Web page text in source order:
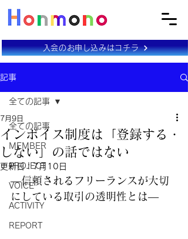
入会のお申し込みはコチラ
記事
全ての記事
MEMBER
PROJECT
VOICE
ACTIVITY
REPORT
全ての記事
インボイス制度は「登録する・
しない」の話ではない
7月9日
更新日：7月10日
―信頼されるフリーランスが大切
にしている取引の透明性とは―